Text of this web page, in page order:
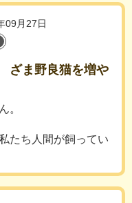
09月27日
ざま野良猫を増や
。
たち人間が飼ってい